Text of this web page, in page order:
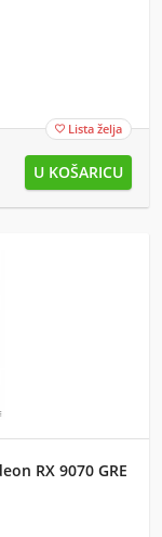
 Lista želja
RX 9070 GRE